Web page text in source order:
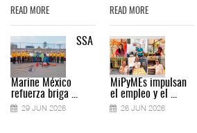
READ MORE
SSA
Marine México
refuerza briga ...
29 JUN 2026
READ MORE
MiPyMEs impulsan
el empleo y el ...
26 JUN 2026